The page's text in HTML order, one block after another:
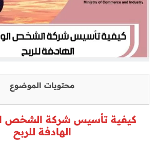
محتويات الموضوع
كيفية تأسيس شركة الشخص
الهادفة للربح